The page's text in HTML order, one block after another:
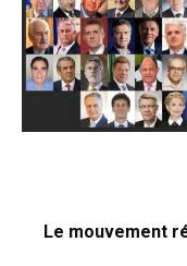
Le mouvement